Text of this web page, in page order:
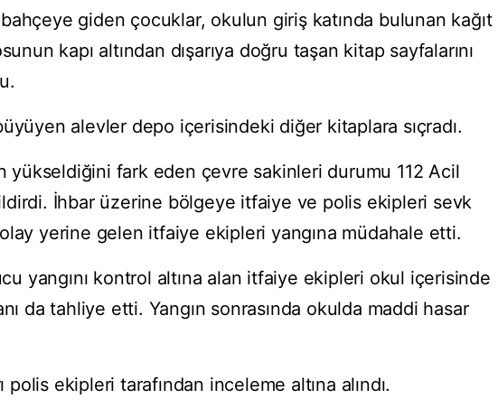
giden çocuklar, okulun giriş katında bulunan kağıt
kapı altından dışarıya doğru taşan kitap sayfalarını
alevler depo içerisindeki diğer kitaplara sıçradı.
yükseldiğini fark eden çevre sakinleri durumu 112 Acil
İhbar üzerine bölgeye itfaiye ve polis ekipleri sevk
yerine gelen itfaiye ekipleri yangına müdahale etti.
yangını kontrol altına alan itfaiye ekipleri okul içerisinde
da tahliye etti. Yangın sonrasında okulda maddi hasar
polis ekipleri tarafından inceleme altına alındı.